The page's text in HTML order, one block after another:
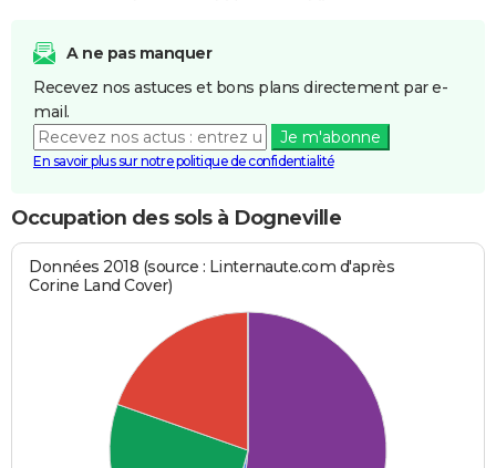
A ne pas manquer
Recevez nos astuces et bons plans directement par e-
mail.
Je m'abonne
En savoir plus sur notre politique de confidentialité
Occupation des sols à Dogneville
Données 2018 (source : Linternaute.com d'après
Corine Land Cover)